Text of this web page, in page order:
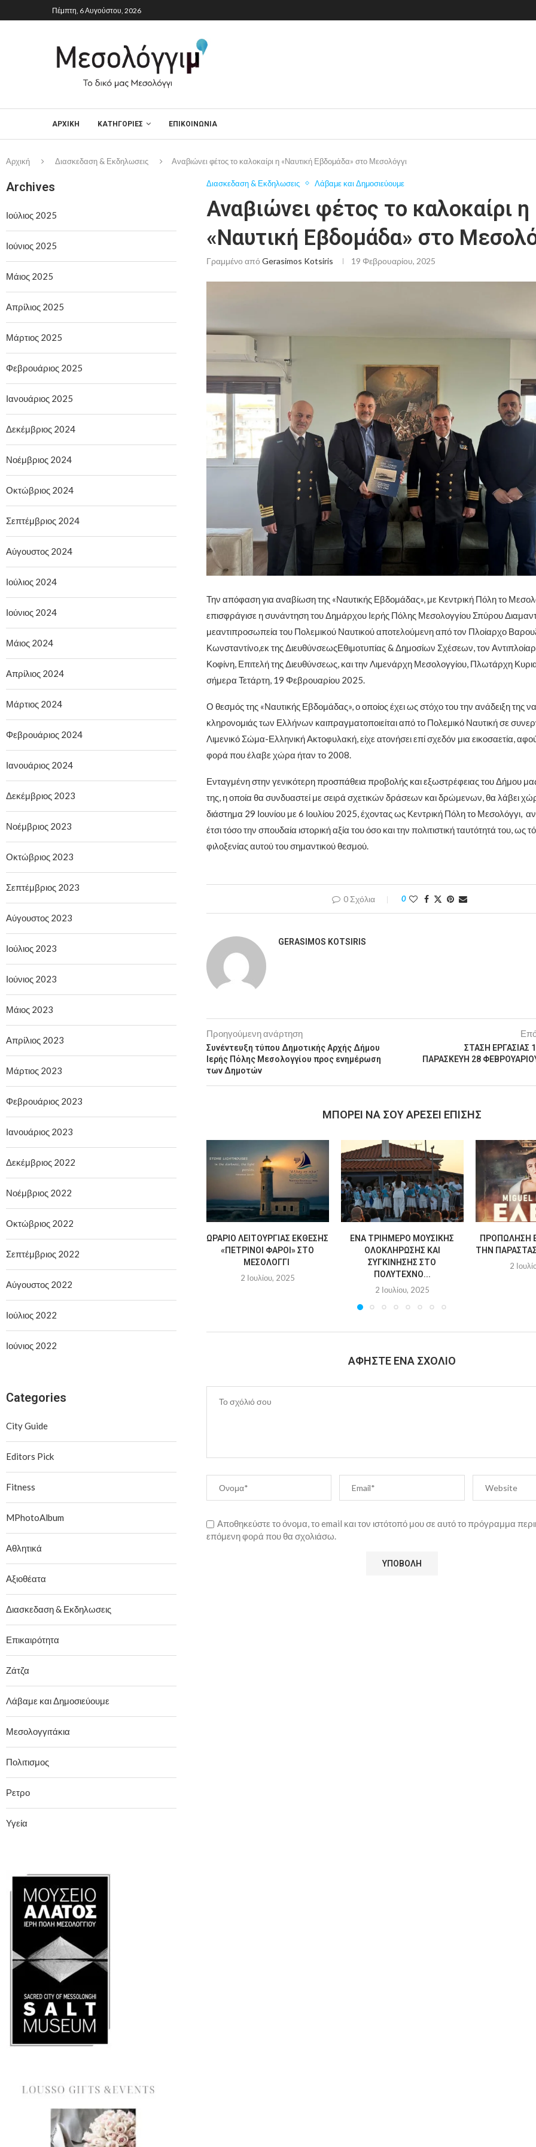
Πέμπτη, 6 Αυγούστου, 2026
ΑΡΧΙΚΉ ΚΑΤΗΓΟΡΙΕΣ ΕΠΙΚΟΙΝΩΝΙΑ
Αρχική Διασκεδαση & Εκδηλωσεις Αναβιώνει φέτος το καλοκαίρι η «Ναυτική Εβδομάδα» στο Μεσολόγγι
Διασκεδαση & Εκδηλωσεις Λάβαμε και Δημοσιεύουμε
Αναβιώνει φέτος το καλοκαίρι η
«Ναυτική Εβδομάδα» στο
Γραμμένο από Gerasimos Kotsiris 19 Φεβρουαρίου, 2025
Την απόφαση για αναβίωση της «Ναυτικής Εβδομάδας», με Κεντρική Πόλη το
επισφράγισε η συνάντηση του Δημάρχου Ιερής Πόλης Μεσολογγίου Σπύρου
μεαντιπροσωπεία του Πολεμικού Ναυτικού αποτελούμενη από τον Πλοίαρχο
Κωνσταντίνο,εκ της ΔιευθύνσεωςΕθιμοτυπίας & Δημοσίων Σχέσεων, τον
Κοφίνη, Επιτελή της Διευθύνσεως, και την Λιμενάρχη Μεσολογγίου, Πλωτάρχη
σήμερα Τετάρτη, 19 Φεβρουαρίου 2025.
Ο θεσμός της «Ναυτικής Εβδομάδας», ο οποίος έχει ως στόχο του την ανάδειξη της
κληρονομιάς των Ελλήνων καιπραγματοποιείται από το Πολεμικό Ναυτική σε
Λιμενικό Σώμα-Ελληνική Ακτοφυλακή, είχε ατονήσει επί σχεδόν μια εικοσαετία,
φορά που έλαβε χώρα ήταν το 2008.
Ενταγμένη στην γενικότερη προσπάθεια προβολής και εξωστρέφειας του Δήμου
της, η οποία θα συνδυαστεί με σειρά σχετικών δράσεων και δρώμενων, θα λάβει
διάστημα 29 Ιουνίου με 6 Ιουλίου 2025, έχοντας ως Κεντρική Πόλη το Μεσολόγγι,
έτσι τόσο την σπουδαία ιστορική αξία του όσο και την πολιτιστική ταυτότητά του, ως
φιλοξενίας αυτού του σημαντικού θεσμού.
0 Σχόλια 0
GERASIMOS KOTSIRIS
Προηγούμενη ανάρτηση
Συνέντευξη τύπου Δημοτικής Αρχής Δήμου
Ιερής Πόλης Μεσολογγίου προς ενημέρωση
των Δημοτών
ΣΤΑΣΗ ΕΡΓΑΣΙΑΣ
ΠΑΡΑΣΚΕΥΗ 28
MΠΟΡΕΊ ΝΑ ΣΟΥ ΑΡΈΣΕΙ ΕΠΊΣΗΣ
ΩΡΆΡΙΟ ΛΕΙΤΟΥΡΓΊΑΣ ΈΚΘΕΣΗΣ
«ΠΈΤΡΙΝΟΙ ΦΆΡΟΙ» ΣΤΟ
ΜΕΣΟΛΌΓΓΙ
2 Ιουλίου, 2025
ΈΝΑ ΤΡΙΉΜΕΡΟ ΜΟΥΣΙΚΉΣ
ΟΛΟΚΛΉΡΩΣΗΣ ΚΑΙ
ΣΥΓΚΊΝΗΣΗΣ ΣΤΟ
ΠΟΛΎΤΕΧΝΟ...
2 Ιουλίου, 2025
ΠΡΟΠΏΛΗΣΗ
ΤΗΝ
2
ΑΦΉΣΤΕ ΈΝΑ ΣΧΌΛΙΟ
Αποθηκεύστε το όνομα, το email και τον ιστότοπό μου σε αυτό το πρόγραμμα
επόμενη φορά που θα σχολιάσω.
Archives
Ιούλιος 2025
Ιούνιος 2025
Μάιος 2025
Απρίλιος 2025
Μάρτιος 2025
Φεβρουάριος 2025
Ιανουάριος 2025
Δεκέμβριος 2024
Νοέμβριος 2024
Οκτώβριος 2024
Σεπτέμβριος 2024
Αύγουστος 2024
Ιούλιος 2024
Ιούνιος 2024
Μάιος 2024
Απρίλιος 2024
Μάρτιος 2024
Φεβρουάριος 2024
Ιανουάριος 2024
Δεκέμβριος 2023
Νοέμβριος 2023
Οκτώβριος 2023
Σεπτέμβριος 2023
Αύγουστος 2023
Ιούλιος 2023
Ιούνιος 2023
Μάιος 2023
Απρίλιος 2023
Μάρτιος 2023
Φεβρουάριος 2023
Ιανουάριος 2023
Δεκέμβριος 2022
Νοέμβριος 2022
Οκτώβριος 2022
Σεπτέμβριος 2022
Αύγουστος 2022
Ιούλιος 2022
Ιούνιος 2022
Categories
City Guide
Editors Pick
Fitness
MPhotoAlbum
Αθλητικά
Αξιοθέατα
Διασκεδαση & Εκδηλωσεις
Επικαιρότητα
Ζάτζα
Λάβαμε και Δημοσιεύουμε
Μεσολογγιτάκια
Πολιτισμος
Ρετρο
Υγεία